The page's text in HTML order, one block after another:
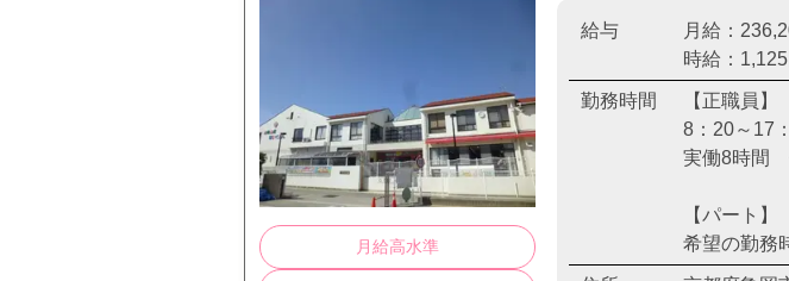
月給高水準
給与
月給：
時給：
勤務時間
【正職員】
8：20～17
実働8時間
【パート】
希望の勤務